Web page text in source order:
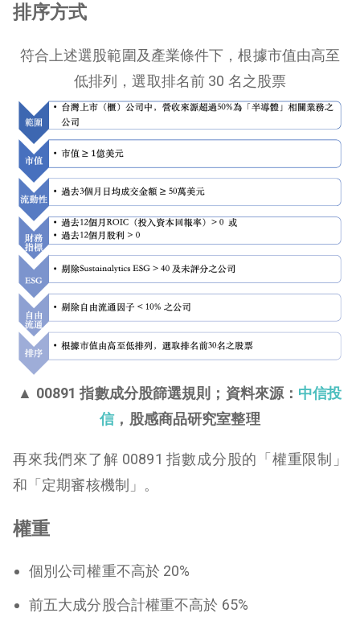
排序方式
符合上述選股範圍及產業條件下，根據市值由高至
低排列，選取排名前 30 名之股票
▲ 00891 指數成分股篩選規則； 資料來源： 中信投
信，股感商品研究室整理
再來我們來了解 00891 指數成分股的「權重限制」
和「定期審核機制」。
權重
個別公司權重不高於 20%
前五大成分股合計權重不高於 65%